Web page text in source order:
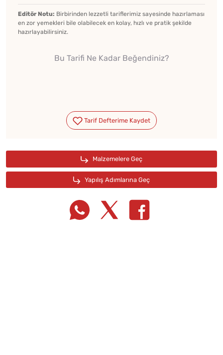
Editör Notu: Birbirinden lezzetli tariflerimiz sayesinde hazırlaması
en zor yemekleri bile olabilecek en kolay, hızlı ve pratik şekilde
hazırlayabilirsiniz.
Bu Tarifi Ne Kadar Beğendiniz?